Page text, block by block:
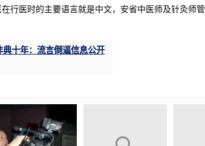
行医时的主要语言就是中文，安省中医师及针灸师
十年：流言倒逼信息公开